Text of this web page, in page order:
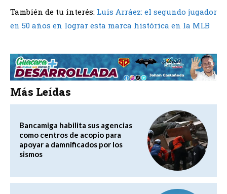
También de tu interés: Luis Arráez: el segundo jugador
en 50 años en lograr esta marca histórica en la MLB
Más Leídas
Bancamiga habilita sus agencias
como centros de acopio para
apoyar a damnificados por los
sismos